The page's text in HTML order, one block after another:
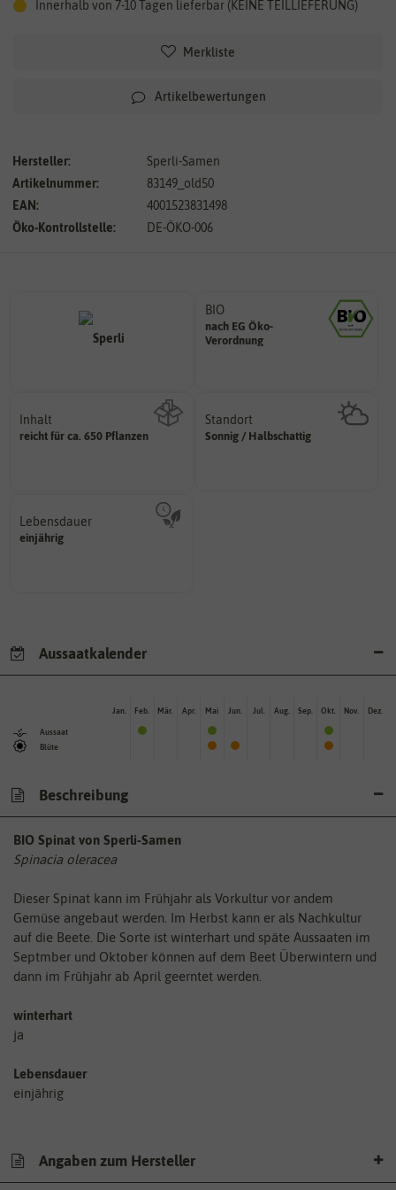
Innerhalb von 7-10 Tagen lieferbar (KEINE TEILLIEFERUNG)
Merkliste
Artikelbewertungen
Hersteller:
Sperli-Samen
Artikelnummer:
83149_old50
EAN:
4001523831498
Öko-Kontrollstelle:
DE-ÖKO-006
BIO
nach EG Öko-
Verordnung
den Richtlinien der biologischen
Landwirtschaft arbeiten.
Inhalt
reicht für ca. 650 Pflanzen
Wie viel ist enthalten
Standort
Sonnig / Halbschattig
Pflanze? (schattig, halbschattig,
sonnig, vollsonnig)
Lebensdauer
einjährig
einjährig, zweijährig oder
mehrjährig.
Aussaatkalender
Aussaat
Blüte
Jan. Feb. Mär. Apr. Mai Jun. Jul. Aug. Sep. Okt. Nov. Dez.
Beschreibung
BIO Spinat von Sperli-Samen
Spinacia oleracea
Dieser Spinat kann im Frühjahr als Vorkultur vor andem
Gemüse angebaut werden. Im Herbst kann er als Nachkultur
auf die Beete. Die Sorte ist winterhart und späte Aussaaten im
Septmber und Oktober können auf dem Beet Überwintern und
dann im Frühjahr ab April geerntet werden.
winterhart
ja
Lebensdauer
einjährig
Angaben zum Hersteller